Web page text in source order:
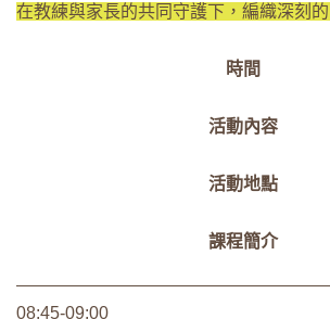
在教練與家長的共同守護下，編織深刻
時間
活動內容
活動地點
課程簡介
08:45-09:00